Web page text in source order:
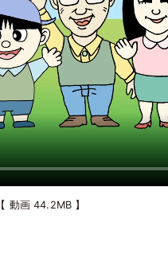
【 動画 44.2MB 】